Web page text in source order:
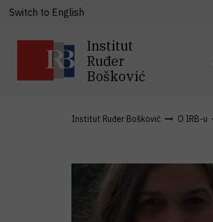
Institut
Ruđer
Bošković
Switch to English
Institut Ruđer Bošković O IRB-u